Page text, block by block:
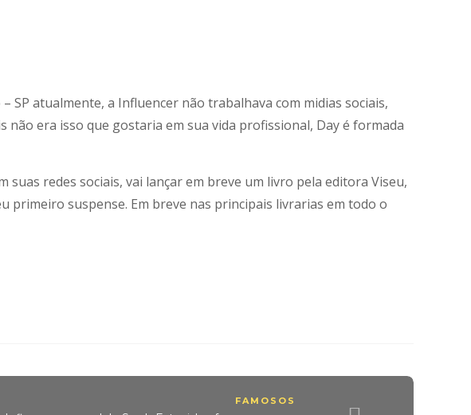
SP atualmente, a Influencer não trabalhava com midias sociais,
era isso que gostaria em sua vida profissional, Day é formada
redes sociais, vai lançar em breve um livro pela editora Viseu,
primeiro suspense. Em breve nas principais livrarias em todo o
FAMOSOS